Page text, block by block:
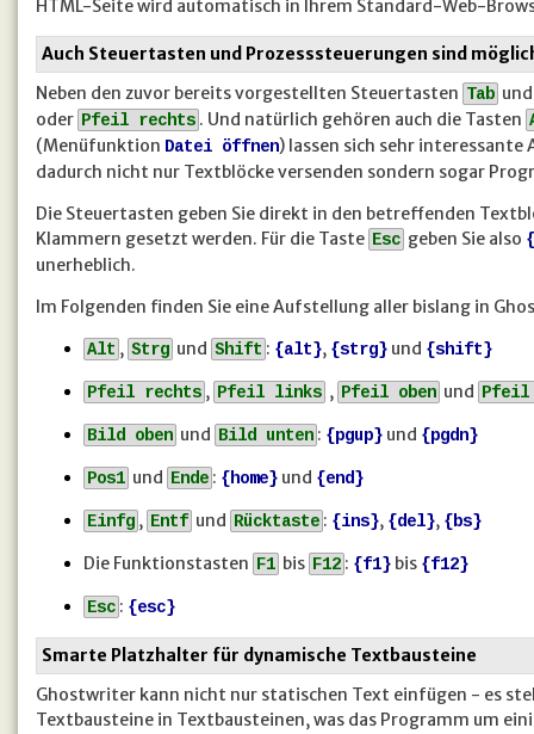
HTML-Seite wird automatisch in Ihrem Standard-Web-
Auch Steuertasten und Prozesssteuerungen sind
Neben den zuvor bereits vorgestellten Steuertasten Tab
oder Pfeil rechts . Und natürlich gehören auch die Tasten
(Menüfunktion Datei öffnen) lassen sich sehr
dadurch nicht nur Textblöcke versenden sondern sogar
Die Steuertasten geben Sie direkt in den betreffenden
Klammern gesetzt werden. Für die Taste Esc geben Sie also
unerheblich.
Im Folgenden finden Sie eine Aufstellung aller bislang in
Alt , Strg und Shift : {alt}, {strg} und {shift}
Pfeil rechts , Pfeil links , Pfeil oben und Pfeil
Bild oben und Bild unten : {pgup} und {pgdn}
Pos1 und Ende : {home} und {end}
Einfg , Entf und Rücktaste : {ins}, {del}, {bs}
Die Funktionstasten F1 bis F12 : {f1} bis {f12}
Esc : {esc}
Smarte Platzhalter für dynamische Textbausteine
Ghostwriter kann nicht nur statischen Text einfügen - es
Textbausteine in Textbausteinen, was das Programm um